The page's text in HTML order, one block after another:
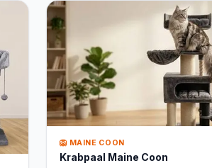
🦁 MAINE COON
Krabpaal Maine Coon